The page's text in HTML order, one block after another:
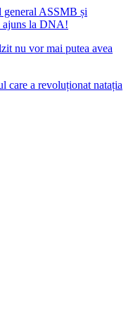
general ASSMB și
ajuns la DNA!
nu vor mai putea avea
care a revoluționat natația